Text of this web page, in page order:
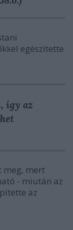
egészítette
így az
meg, mert
- miután az
az